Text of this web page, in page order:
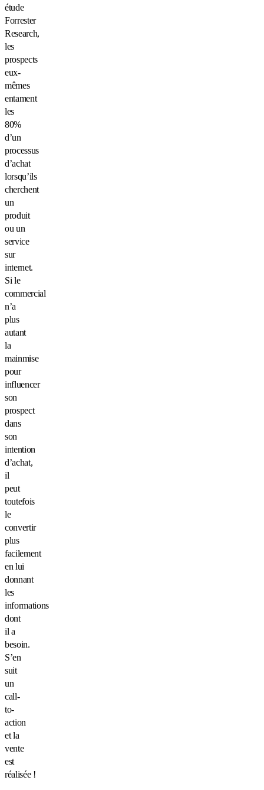
étude
Forrester
Research,
les
prospects
eux-
mêmes
entament
les
80%
d’un
processus
d’achat
lorsqu’ils
cherchent
un
produit
ou un
service
sur
internet.
Si le
commercial
n’a
plus
autant
la
mainmise
pour
influencer
son
prospect
dans
son
intention
d’achat,
il
peut
toutefois
le
convertir
plus
facilement
en lui
donnant
les
informations
dont
il a
besoin.
S’en
suit
un
call-
to-
action
et la
vente
est
réalisée !